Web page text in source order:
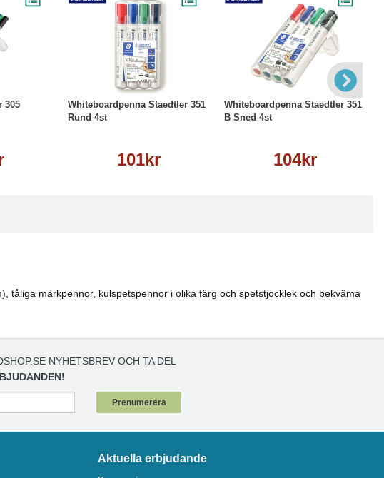
305
Whiteboardpenna Staedtler 351
Rund 4st
101kr
Whiteboardpenna Staedtler 351
B Sned 4st
104kr
Köp Läs mer
tåliga märkpennor, kulspetspennor i olika färg och spetstjocklek och bekväma
NYHETSBREV OCH TA DEL
Prenumerera
Aktuella erbjudande